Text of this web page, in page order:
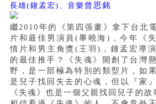
長雄(鐘孟宏)、音樂 曾思銘
繼2010年的《第四張畫》拿下台北
片和最佳男演員(畢曉海)，今年《
情片和男主角獎(王羽)，鍾孟宏導
的最佳推手？《失魂》開創了台灣
野，是一部極為特別的類型片， 如
是兒子找回失去的心魂，但以『家
《失魂》也是一個父親找回兒子的故